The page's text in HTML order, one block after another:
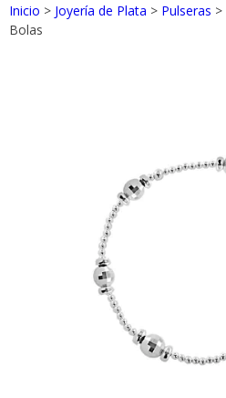
Inicio > Joyería de Plata > Pulseras >
Bolas